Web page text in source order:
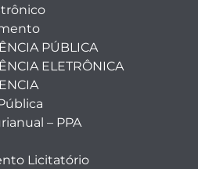
PÚBLICA
ELETRÔNICA
– PPA
Licitatório